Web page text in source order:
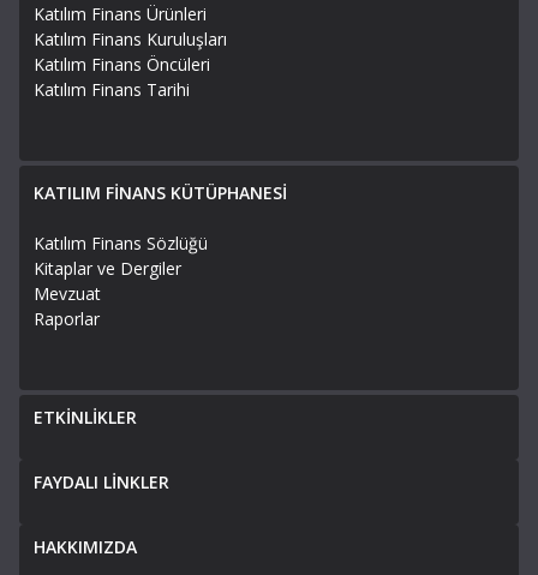
Katılım Finans Ürünleri
Katılım Finans Kuruluşları
Katılım Finans Öncüleri
Katılım Finans Tarihi
KATILIM FİNANS KÜTÜPHANESİ
Katılım Finans Sözlüğü
Kitaplar ve Dergiler
Mevzuat
Raporlar
ETKİNLİKLER
FAYDALI LİNKLER
HAKKIMIZDA